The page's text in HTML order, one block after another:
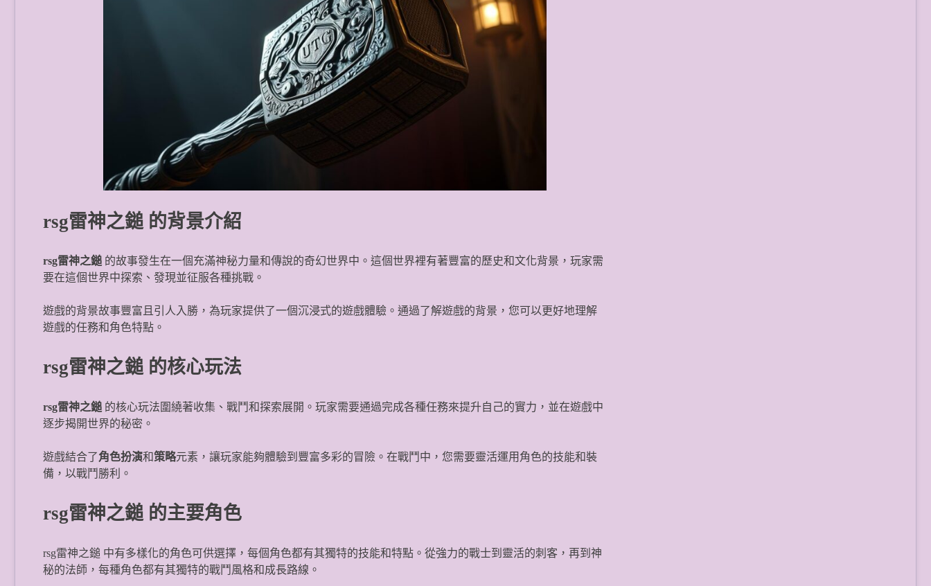
rsg雷神之鎚 的背景介紹
rsg雷神之鎚 的故事發生在一個充滿神秘力量和傳說的奇幻世界中。這個世界裡有著豐富的歷史和文化背景，玩家需
要在這個世界中探索、發現並征服各種挑戰。
遊戲的背景故事豐富且引人入勝，為玩家提供了一個沉浸式的遊戲體驗。通過了解遊戲的背景，您可以更好地理解
遊戲的任務和角色特點。
rsg雷神之鎚 的核心玩法
rsg雷神之鎚 的核心玩法圍繞著收集、戰鬥和探索展開。玩家需要通過完成各種任務來提升自己的實力，並在遊戲中
逐步揭開世界的秘密。
遊戲結合了角色扮演和策略元素，讓玩家能夠體驗到豐富多彩的冒險。在戰鬥中，您需要靈活運用角色的技能和裝
備，以戰鬥勝利。
rsg雷神之鎚 的主要角色
rsg雷神之鎚 中有多樣化的角色可供選擇，每個角色都有其獨特的技能和特點。從強力的戰士到靈活的刺客，再到神
秘的法師，每種角色都有其獨特的戰鬥風格和成長路線。